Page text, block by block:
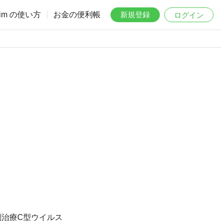
の使い方 お金の便利帳 新規登録 ログイン
療C型ウイルス